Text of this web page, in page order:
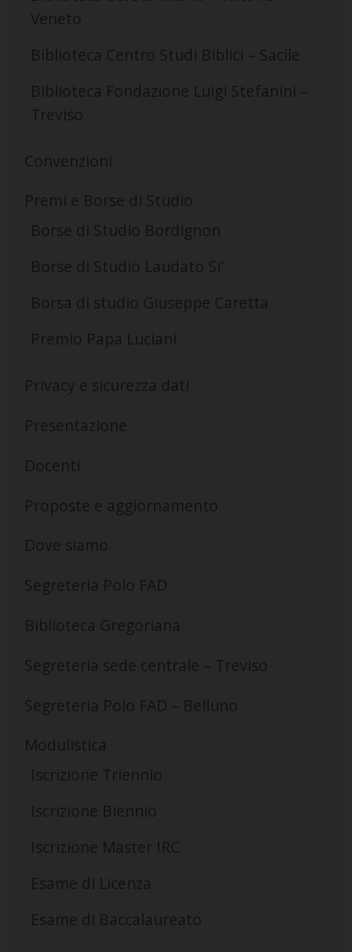
Veneto
Biblioteca Centro Studi Biblici – Sacile
Biblioteca Fondazione Luigi Stefanini –
Treviso
Convenzioni
Premi e Borse di Studio
Borse di Studio Bordignon
Borse di Studio Laudato Si’
Borsa di studio Giuseppe Caretta
Premio Papa Luciani
Privacy e sicurezza dati
Presentazione
Docenti
Proposte e aggiornamento
Dove siamo
Segreteria Polo FAD
Biblioteca Gregoriana
Segreteria sede centrale – Treviso
Segreteria Polo FAD – Belluno
Modulistica
Iscrizione Triennio
Iscrizione Biennio
Iscrizione Master IRC
Esame di Licenza
Esame di Baccalaureato